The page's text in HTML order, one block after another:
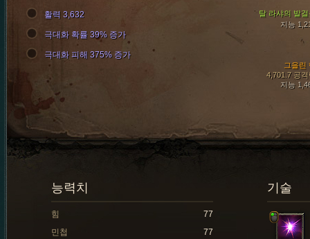
탈 라샤의 발걸
지능
그을린
4,701.7 공격
지능
활력 3,632
극대화 확률 39% 증가
극대화 피해 375% 증가
기술
능력치
힘
77
민첩
77